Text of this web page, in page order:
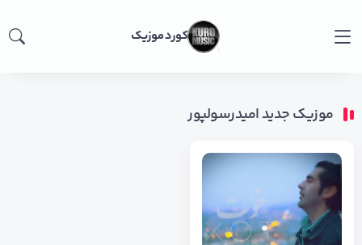
کورد موزیک
موزیک جدید امیدرسولپور